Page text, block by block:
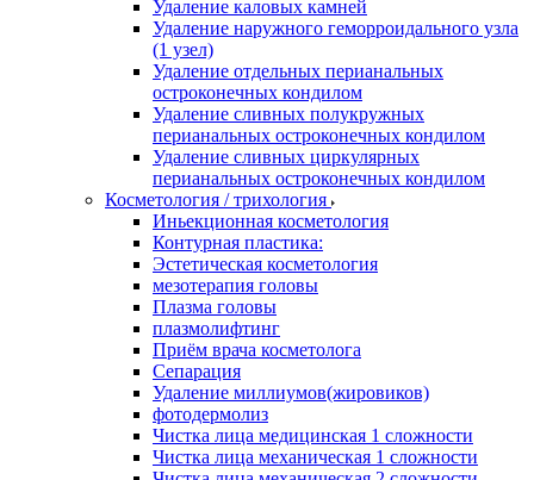
Удаление каловых камней
Удаление наружного геморроидального узла
(1 узел)
Удаление отдельных перианальных
остроконечных кондилом
Удаление сливных полукружных
перианальных остроконечных кондилом
Удаление сливных циркулярных
перианальных остроконечных кондилом
Косметология / трихология
Иньекционная косметология
Контурная пластика:
Эстетическая косметология
мезотерапия головы
Плазма головы
плазмолифтинг
Приём врача косметолога
Сепарация
Удаление миллиумов(жировиков)
фотодермолиз
Чистка лица медицинская 1 сложности
Чистка лица механическая 1 сложности